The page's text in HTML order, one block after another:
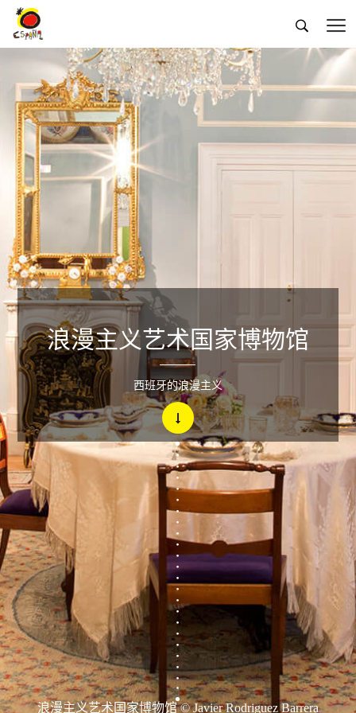
 
浪漫主义艺术国家博物馆 © Javier Rodriguez Barrera
浪漫主义艺术国家博物馆
西班牙的浪漫主义